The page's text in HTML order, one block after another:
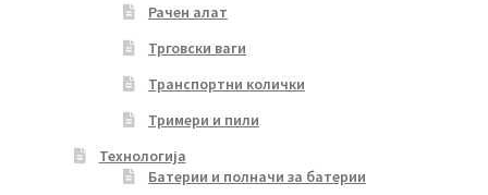
Рачен алат
Трговски ваги
Транспортни колички
Тримери и пили
Технологија
Батерии и полначи за батерии